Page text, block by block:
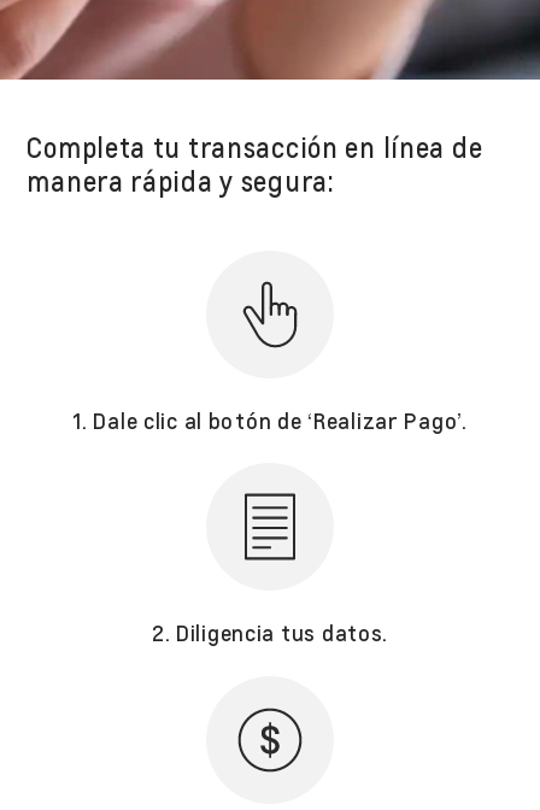
Completa tu transacción en línea de
manera rápida y segura:
1. Dale clic al botón de ‘Realizar Pago’.
2. Diligencia tus datos.